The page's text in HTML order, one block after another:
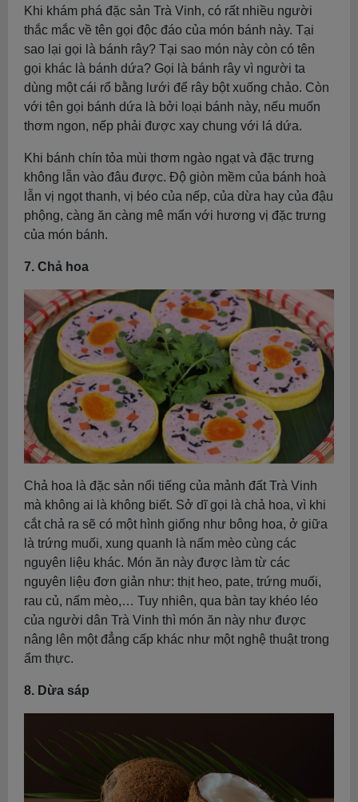
Khi khám phá đặc sản Trà Vinh, có rất nhiều người
thắc mắc về tên gọi độc đáo của món bánh này. Tại
sao lại gọi là bánh rây? Tại sao món này còn có tên
gọi khác là bánh dứa? Gọi là bánh rây vì người ta
dùng một cái rổ bằng lưới để rây bột xuống chảo. Còn
với tên gọi bánh dứa là bởi loại bánh này, nếu muốn
thơm ngon, nếp phải được xay chung với lá dứa.
Khi bánh chín tỏa mùi thơm ngào ngạt và đặc trưng
không lẫn vào đâu được. Độ giòn mềm của bánh hoà
lẫn vị ngọt thanh, vị béo của nếp, của dừa hay của đậu
phộng, càng ăn càng mê mẩn với hương vị đặc trưng
của món bánh.
7. Chả hoa
Chả hoa là đặc sản nổi tiếng của mảnh đất Trà Vinh
mà không ai là không biết. Sở dĩ gọi là chả hoa, vì khi
cắt chả ra sẽ có một hình giống như bông hoa, ở giữa
là trứng muối, xung quanh là nấm mèo cùng các
nguyên liệu khác. Món ăn này được làm từ các
nguyên liệu đơn giản như: thịt heo, pate, trứng muối,
rau củ, nấm mèo,… Tuy nhiên, qua bàn tay khéo léo
của người dân Trà Vinh thì món ăn này như được
nâng lên một đẳng cấp khác như một nghệ thuật trong
ẩm thực.
8. Dừa sáp